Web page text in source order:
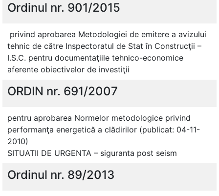
Ordinul nr. 901/2015
privind aprobarea Metodologiei de emitere a avizului
tehnic de către Inspectoratul de Stat în Construcţii –
I.S.C. pentru documentaţiile tehnico-economice
aferente obiectivelor de investiţii
ORDIN nr. 691/2007
pentru aprobarea Normelor metodologice privind
performanţa energetică a clădirilor (publicat: 04-11-
2010)
SITUATII DE URGENTA – siguranta post seism
Ordinul nr. 89/2013